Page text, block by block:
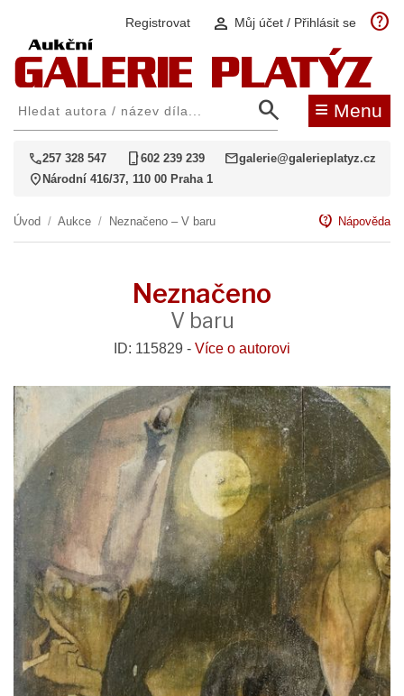
Registrovat person Můj účet / Přihlásit se help
search ≡ Menu
call257 328 547 phone_iphone602 239 239 mailgalerie@galerieplatyz.cz
location_on Národní 416/37, 110 00 Praha 1
Úvod / Aukce / Neznačeno – V baru contact_support Nápověda
Neznačeno
V baru
ID: 115829 - Více o autorovi